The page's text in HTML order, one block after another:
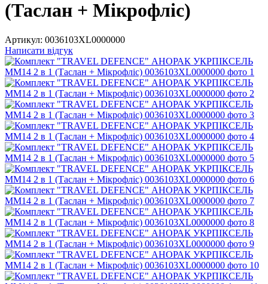
(Таслан + Мікрофліс)
Артикул: 0036103XL0000000
Написати відгук